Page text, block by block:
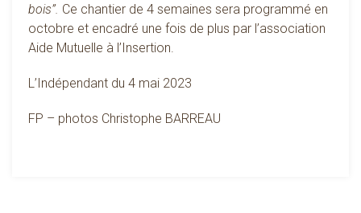
bois”. Ce chantier de 4 semaines sera programmé en
octobre et encadré une fois de plus par l’association
Aide Mutuelle à l’Insertion.
L’Indépendant du 4 mai 2023
FP – photos Christophe BARREAU